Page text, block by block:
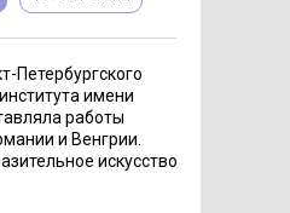
Петербургского
имени
работы
и Венгрии.
искусство